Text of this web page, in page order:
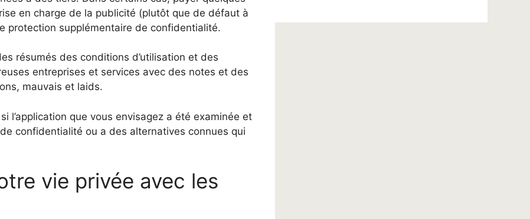
en charge de la publicité (plutôt que de défaut à
protection supplémentaire de confidentialité.
résumés des conditions d’utilisation et des
entreprises et services avec des notes et des
mauvais et laids.
l’application que vous envisagez a été examinée et
confidentialité ou a des alternatives connues qui
vie privée avec les